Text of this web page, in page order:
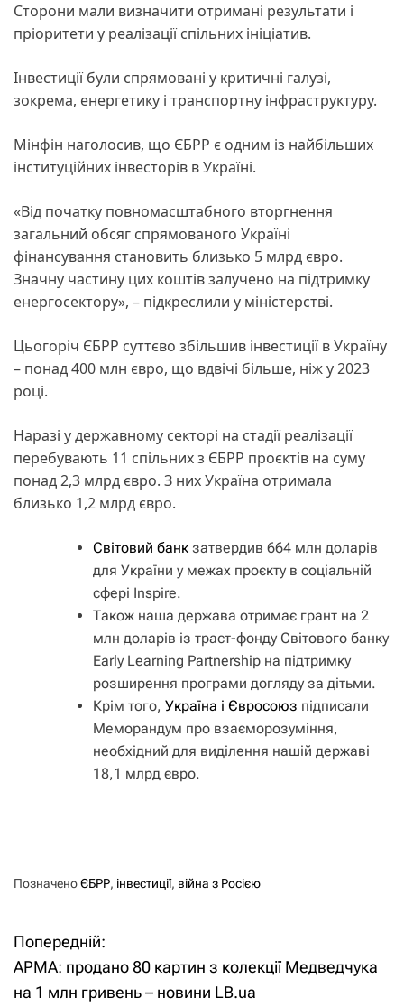
Сторони мали визначити отримані результати і
пріоритети у реалізації спільних ініціатив.
Інвестиції були спрямовані у критичні галузі,
зокрема, енергетику і транспортну інфраструктуру.
Мінфін наголосив, що ЄБРР є одним із найбільших
інституційних інвесторів в Україні.
«Від початку повномасштабного вторгнення
загальний обсяг спрямованого Україні
фінансування становить близько 5 млрд євро.
Значну частину цих коштів залучено на підтримку
енергосектору», – підкреслили у міністерстві.
Цьогоріч ЄБРР суттєво збільшив інвестиції в Україну
– понад 400 млн євро, що вдвічі більше, ніж у 2023
році.
Наразі у державному секторі на стадії реалізації
перебувають 11 спільних з ЄБРР проєктів на суму
понад 2,3 млрд євро. З них Україна отримала
близько 1,2 млрд євро.
Світовий банк затвердив 664 млн доларів
для України у межах проєкту в соціальній
сфері Inspire.
Також наша держава отримає грант на 2
млн доларів із траст-фонду Світового банку
Early Learning Partnership на підтримку
розширення програми догляду за дітьми.
Крім того, Україна і Євросоюз підписали
Меморандум про взаєморозуміння,
необхідний для виділення нашій державі
18,1 млрд євро.
ПозначеноЄБРР, інвестиції, війна з Росією
Н
а
Попередній:
АРМА: продано 80 картин з колекції Медведчука
на 1 млн гривень – новини LB.ua